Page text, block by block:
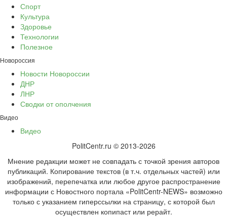
Спорт
Культура
Здоровье
Технологии
Полезное
Новороссия
Новости Новороссии
ДНР
ЛНР
Сводки от ополчения
Видео
Видео
PolitCentr.ru © 2013-2026
Мнение редакции может не совпадать с точкой зрения авторов
публикаций. Копирование текстов (в т.ч. отдельных частей) или
изображений, перепечатка или любое другое распространение
информации с Новостного портала «PolitCentr-NEWS» возможно
только с указанием гиперссылки на страницу, с которой был
осуществлен копипаст или рерайт.